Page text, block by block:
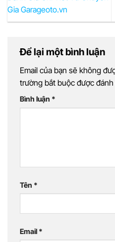
Gia Garageoto.vn
Để lại một bình luận
Email của bạn sẽ không
trường bắt buộc được đánh
Bình luận *
Tên *
Email *